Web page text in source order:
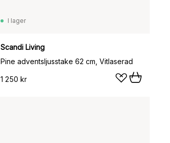
I lager
Scandi Living
Pine adventsljusstake 62 cm, Vitlaserad
1 250 kr